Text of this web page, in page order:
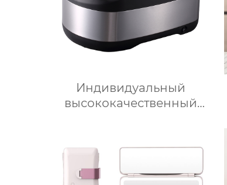
Индивидуальный
высококачественный
робот для приготовления
пищи, кухонный комбайн,
блендер, тепловизор